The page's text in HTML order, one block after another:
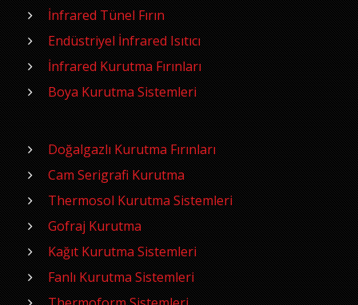
İnfrared Tünel Fırın
Endüstriyel İnfrared Isıtıcı
İnfrared Kurutma Fırınları
Boya Kurutma Sistemleri
Doğalgazlı Kurutma Fırınları
Cam Serigrafi Kurutma
Thermosol Kurutma Sistemleri
Gofraj Kurutma
Kağıt Kurutma Sistemleri
Fanlı Kurutma Sistemleri